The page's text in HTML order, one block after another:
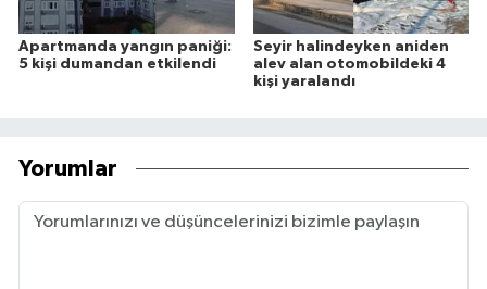
Apartmanda yangın paniği:
5 kişi dumandan etkilendi
Seyir halindeyken aniden
alev alan otomobildeki 4
kişi yaralandı
Yorumlar